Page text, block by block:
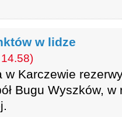
w lidze
Karczewie
Bugu Wyszków,